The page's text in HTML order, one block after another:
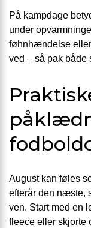
På kampdage
under
føhnhændelse
ved – så pak både
August kan føles
efterår den næste,
ven. Start med en
fleece eller skjorte